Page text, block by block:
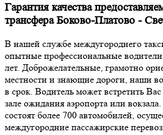
Гарантия качества
трансфера Боково-Платово -
В нашей службе междугороднего
опытные профессиональные
лет. Доброжелательные, грамотно
местности и знающие дороги, наши
в срок. Водитель может встретить
зале ожидания аэропорта или
состоят более 700 автомобилей,
междугородние пассажирские